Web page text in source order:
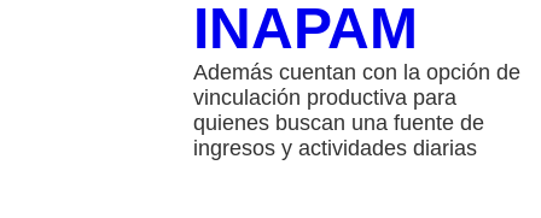
INAPAM
Además cuentan con la opción de
vinculación productiva para
quienes buscan una fuente de
ingresos y actividades diarias